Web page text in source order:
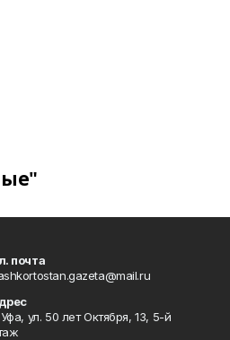
почта
Уфа, ул. 50 лет Октября, 13, 5-й